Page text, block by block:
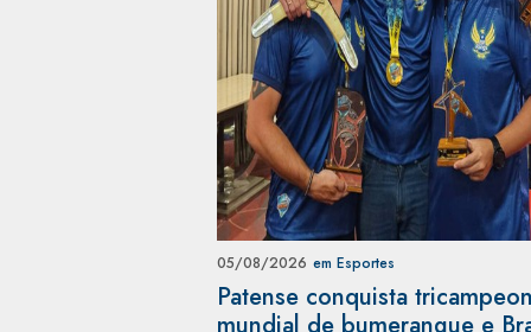
05/08/2026 em Esportes
Patense conquista